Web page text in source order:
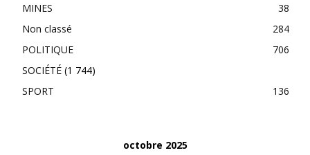
MINES
38
Non classé
284
POLITIQUE
706
SOCIÉTÉ (1 744)
SPORT
136
octobre 2025